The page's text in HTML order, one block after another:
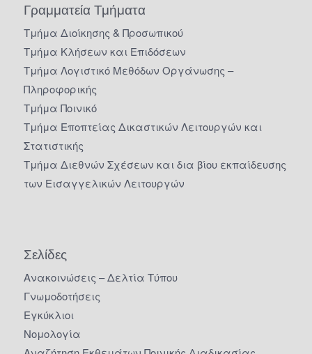
Γραμματεία Τμήματα
Τμήμα Διοίκησης & Προσωπικού
Τμήμα Κλήσεων και Επιδόσεων
Τμήμα Λογιστικό Μεθόδων Οργάνωσης –
Πληροφορικής
Τμήμα Ποινικό
Τμήμα Εποπτείας Δικαστικών Λειτουργών και
Στατιστικής
Τμήμα Διεθνών Σχέσεων και δια βίου εκπαίδευσης
των Εισαγγελικών Λειτουργών
Σελίδες
Ανακοινώσεις – Δελτία Τύπου
Γνωμοδοτήσεις
Εγκύκλιοι
Νομολογία